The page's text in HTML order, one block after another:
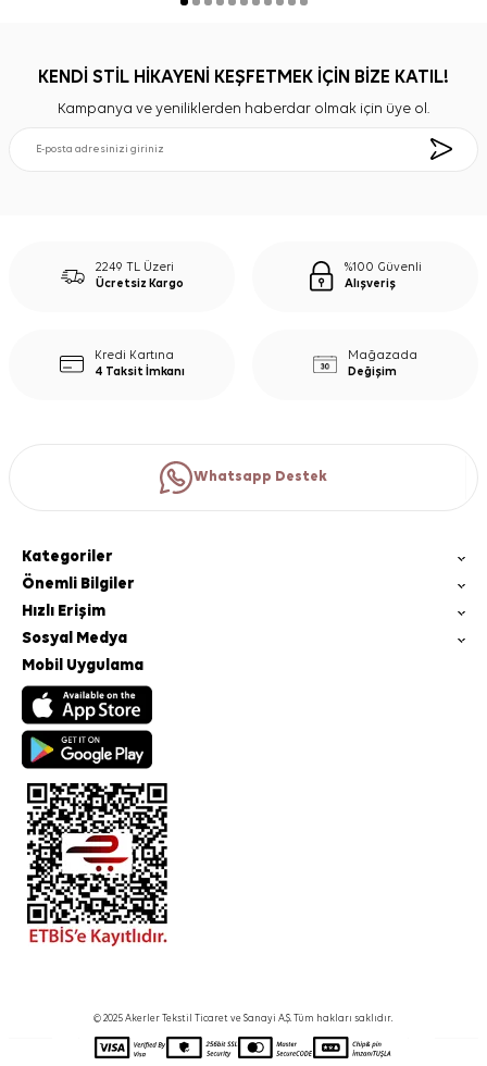
KENDİ STİL HİKAYENİ KEŞFETMEK İÇİN BİZE KATIL!
Kampanya ve yeniliklerden haberdar olmak için üye ol.
2249 TL Üzeri
Ücretsiz Kargo
%100 Güvenli
Alışveriş
Kredi Kartına
4 Taksit İmkanı
Mağazada
Değişim
Whatsapp Destek
Kategoriler
Önemli Bilgiler
Hızlı Erişim
Sosyal Medya
Mobil Uygulama
© 2025 Akerler Tekstil Ticaret ve Sanayi A.Ş. Tüm hakları saklıdır.